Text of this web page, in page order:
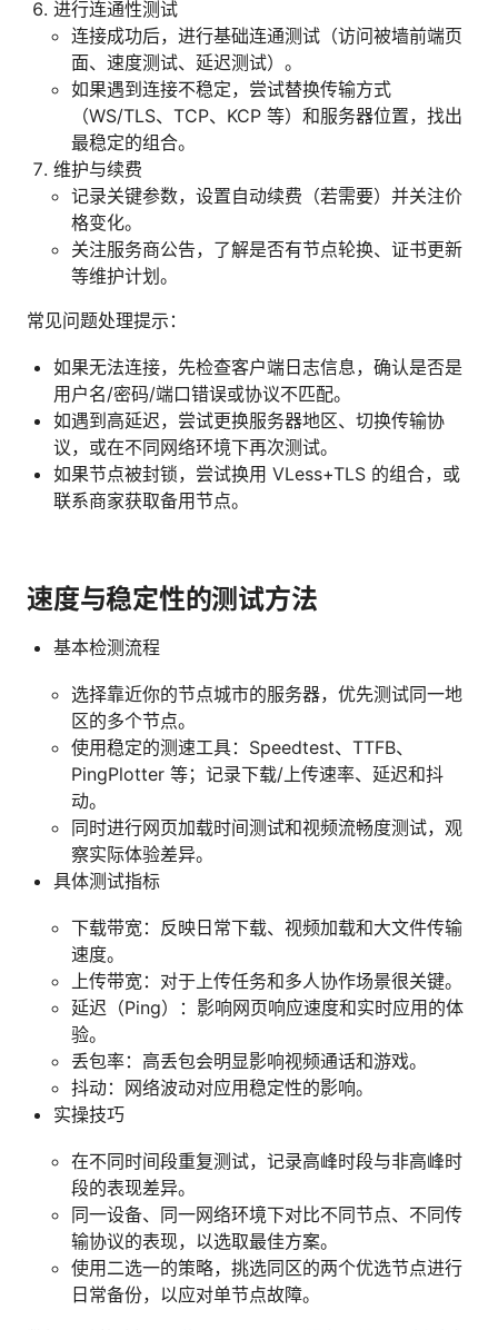
进行连通性测试
连接成功后，进行基础连通测试（访问被墙前端页
面、速度测试、延迟测试）。
如果遇到连接不稳定，尝试替换传输方式
（WS/TLS、TCP、KCP 等）和服务器位置，找出
最稳定的组合。
维护与续费
记录关键参数，设置自动续费（若需要）并关注价
格变化。
关注服务商公告，了解是否有节点轮换、证书更新
等维护计划。
常见问题处理提示：
如果无法连接，先检查客户端日志信息，确认是否是
用户名/密码/端口错误或协议不匹配。
如遇到高延迟，尝试更换服务器地区、切换传输协
议，或在不同网络环境下再次测试。
如果节点被封锁，尝试换用 VLess+TLS 的组合，或
联系商家获取备用节点。
速度与稳定性的测试方法
基本检测流程
选择靠近你的节点城市的服务器，优先测试同一地
区的多个节点。
使用稳定的测速工具：Speedtest、TTFB、
PingPlotter 等；记录下载/上传速率、延迟和抖
动。
同时进行网页加载时间测试和视频流畅度测试，观
察实际体验差异。
具体测试指标
下载带宽：反映日常下载、视频加载和大文件传输
速度。
上传带宽：对于上传任务和多人协作场景很关键。
延迟（Ping）：影响网页响应速度和实时应用的体
验。
丢包率：高丢包会明显影响视频通话和游戏。
抖动：网络波动对应用稳定性的影响。
实操技巧
在不同时间段重复测试，记录高峰时段与非高峰时
段的表现差异。
同一设备、同一网络环境下对比不同节点、不同传
输协议的表现，以选取最佳方案。
使用二选一的策略，挑选同区的两个优选节点进行
日常备份，以应对单节点故障。